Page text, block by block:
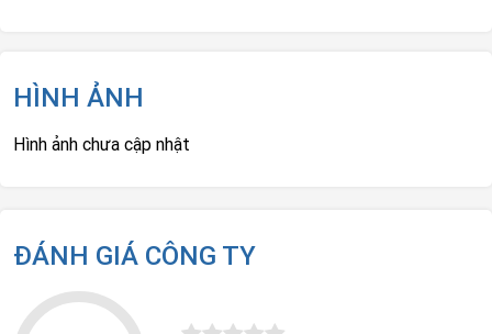
HÌNH ẢNH
Hình ảnh chưa cập nhật
ĐÁNH GIÁ CÔNG TY